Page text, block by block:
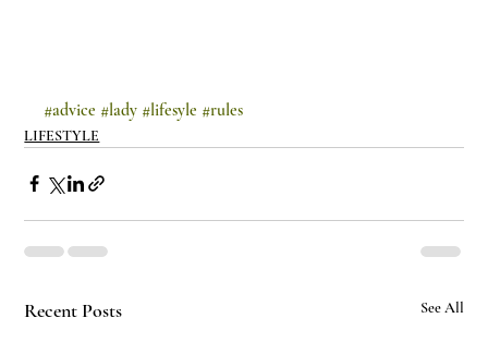
#advice #lady #lifesyle #rules
LIFESTYLE
Recent Posts See All